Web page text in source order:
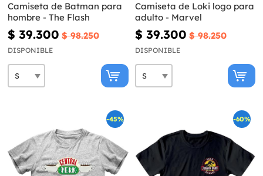
Camiseta de Batman para
hombre - The Flash
$ 39.300 $ 98.250
DISPONIBLE
Camiseta de Loki logo para
adulto - Marvel
$ 39.300 $ 98.250
DISPONIBLE
-45% -60%